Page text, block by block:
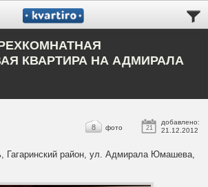
КВАРТИРА НА АДМИРАЛА
21
добавлено:
21.12.2012
8 фото
Гагаринский район, ул. Адмирала Юмашева,